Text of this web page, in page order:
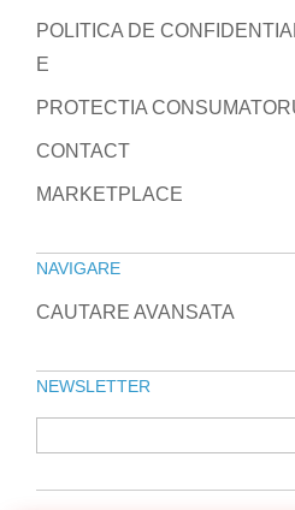
POLITICA DE
E
PROTECTIA
CONTACT
MARKETPLACE
NAVIGARE
CAUTARE AVANSATA
NEWSLETTER